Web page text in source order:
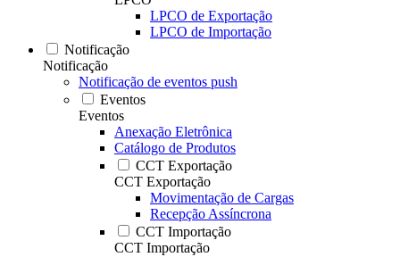
LPCO de Exportação
LPCO de Importação
Notificação
Notificação
Notificação de eventos push
Eventos
Eventos
Anexação Eletrônica
Catálogo de Produtos
CCT Exportação
CCT Exportação
Movimentação de Cargas
Recepção Assíncrona
CCT Importação
CCT Importação